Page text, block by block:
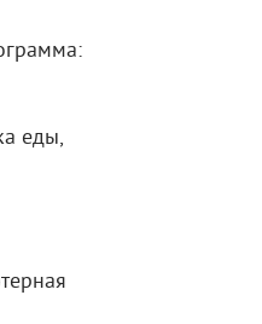
еды,